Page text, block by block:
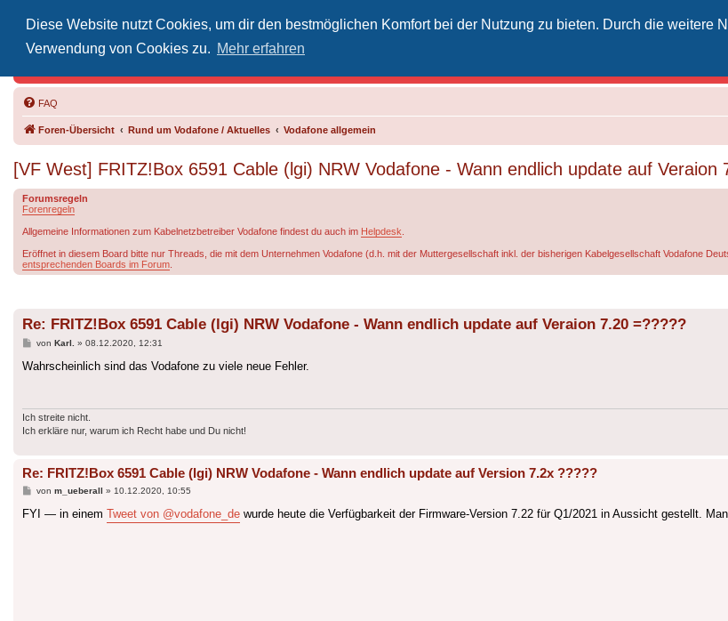
Diese Website nutzt Cookies, um dir den bestmöglichen Komfort bei der Nutzung zu bieten. Durch die weitere
Verwendung von Cookies zu. Mehr erfahren
FAQ
Foren-Übersicht Rund um Vodafone / Aktuelles Vodafone allgemein
[VF West] FRITZ!Box 6591 Cable (lgi) NRW Vodafone - Wann endlich update auf Veraion
Forumsregeln
Forenregeln
Allgemeine Informationen zum Kabelnetzbetreiber Vodafone findest du auch im Helpdesk
Eröffnet in diesem Board bitte nur Threads, die mit dem Unternehmen Vodafone (d.h. mit der Muttergesellschaft inkl. der bisherigen Kabelgesellschaft Vodafone
entsprechenden Boards im Forum
Re: FRITZ!Box 6591 Cable (lgi) NRW Vodafone - Wann endlich update auf Veraion 7.20 =?????
Beitrag
von Karl. » 08.12.2020, 12:31
Wahrscheinlich sind das Vodafone zu viele neue Fehler.
Ich streite nicht.
Ich erkläre nur, warum ich Recht habe und Du nicht!
Re: FRITZ!Box 6591 Cable (lgi) NRW Vodafone - Wann endlich update auf Version 7.2x ?????
Beitrag
von m_ueberall » 10.12.2020, 10:55
FYI — in einem Tweet von @vodafone_de wurde heute die Verfügbarkeit der Firmware-Version 7.22 für Q1/2021 in Aussicht gestellt.